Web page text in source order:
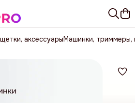
аксессуарыМашинки, триммеры,